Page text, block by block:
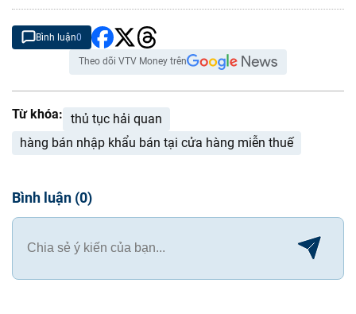
Bình luận0
Theo dõi VTV Money trên
Từ khóa: thủ tục hải quan
hàng bán nhập khẩu bán tại cửa hàng miễn thuế
Bình luận (0)